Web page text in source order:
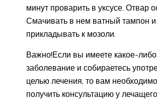
минут проварить в уксусе. Отвар
Смачивать в нем ватный тампон и
прикладывать к мозоли.
Важно!Если вы имеете какое-
заболевание и собираетесь
целью лечения, то вам
получить консультацию у